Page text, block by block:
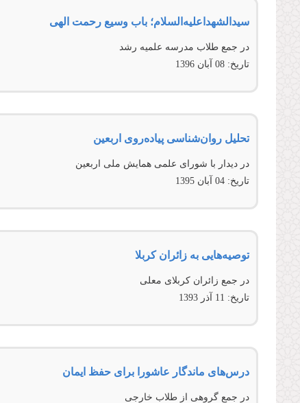
سیدالشهدا‌علیه‌السلام؛ باب وسیع رحمت الهی
در جمع طلاب مدرسه علمیه رشد
تاریخ: 08 آبان 1396
تحلیل روان‌شناسی پیاده‌روی اربعین
در ديدار با شورای علمی همايش ملی اربعين
تاریخ: 04 آبان 1395
توصیه‌هایی به زائران کربلا
در جمع زائران کربلای معلی
تاریخ: 11 آذر 1393
درس‌های ماندگار عاشورا برای حفظ ایمان
در جمع گروهی از طلاب خارجی